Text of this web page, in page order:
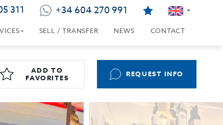
311 +34 604 270 991
SELL / TRANSFER NEWS CONTACT
ADD TO
FAVORITES
REQUEST INFO